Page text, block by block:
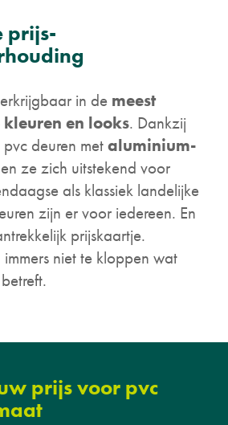
prijs-
in de meest
en looks. Dankzij
deuren metaluminium-
ze zich uitstekend voor
als klassiek landelijke
zijn er voor iedereen. En
prijskaartje.
immers niet te kloppen wat
prijs voor pvc